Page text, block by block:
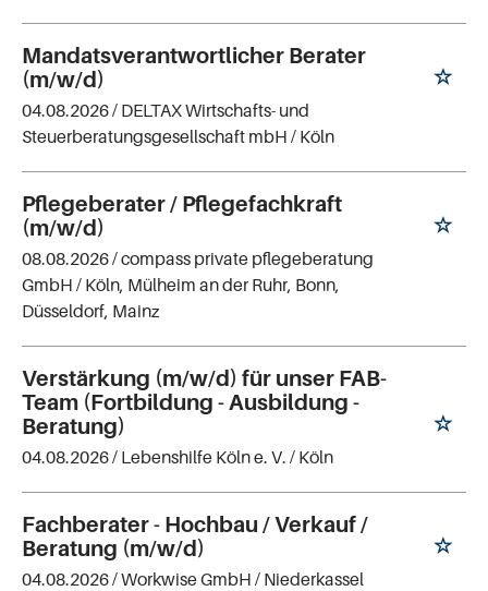
Mandatsverantwortlicher Berater
(m/w/d)
04.08.2026 / DELTAX Wirtschafts- und
Steuerberatungsgesellschaft mbH / Köln
Pflegeberater / Pflegefachkraft
(m/w/d)
08.08.2026 /compass private pflegeberatung
GmbH / Köln, Mülheim an der Ruhr, Bonn,
Düsseldorf, Mainz
Verstärkung (m/w/d) für unser FAB-
Team (Fortbildung - Ausbildung -
Beratung)
04.08.2026 / Lebenshilfe Köln e. V. / Köln
Fachberater - Hochbau / Verkauf /
Beratung (m/w/d)
04.08.2026 /Workwise GmbH / Niederkassel